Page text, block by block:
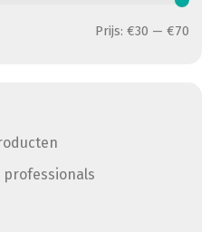
Prijs: €30 — €70
professionals